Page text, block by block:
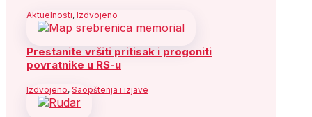
Aktuelnosti, Izdvojeno
Prestanite vršiti pritisak i progoniti
povratnike u RS-u
Izdvojeno, Saopštenja i izjave